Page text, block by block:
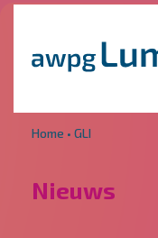
Home • GLI
Nieuws